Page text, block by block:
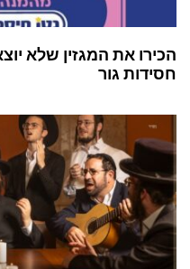
הכירו את המגזין שלא
חסידות גור